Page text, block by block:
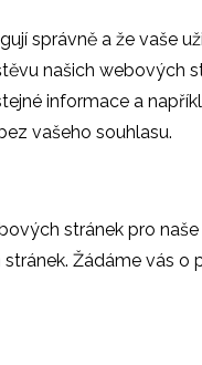
správně a že vaše
našich webových
informace a
vašeho souhlasu.
stránek pro
Žádáme vás o